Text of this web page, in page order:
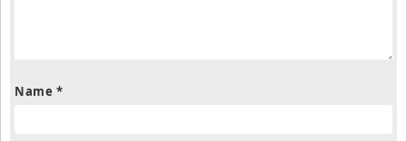
Name *